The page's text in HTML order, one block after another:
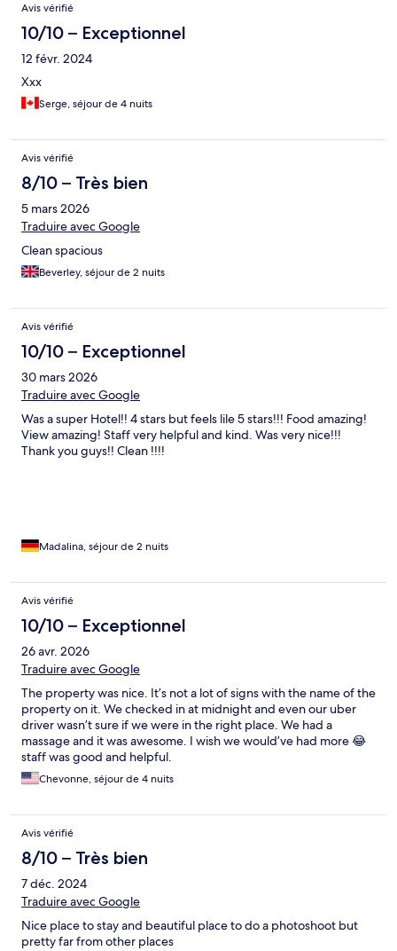
Avis vérifié
10/10 – Exceptionnel
12 févr. 2024
Xxx
Serge, séjour de 4 nuits
Avis vérifié
8/10 – Très bien
5 mars 2026
Traduire avec Google
Clean spacious
Beverley, séjour de 2 nuits
Avis vérifié
10/10 – Exceptionnel
30 mars 2026
Traduire avec Google
Was a super Hotel!! 4 stars but feels lile 5 stars!!! Food amazing!
View amazing! Staff very helpful and kind. Was very nice!!!
Thank you guys!! Clean !!!!
Madalina, séjour de 2 nuits
Avis vérifié
10/10 – Exceptionnel
26 avr. 2026
Traduire avec Google
The property was nice. It’s not a lot of signs with the name of the
property on it. We checked in at midnight and even our uber
driver wasn’t sure if we were in the right place. We had a
massage and it was awesome. I wish we would’ve had more 😂
staff was good and helpful.
Chevonne, séjour de 4 nuits
Avis vérifié
8/10 – Très bien
7 déc. 2024
Traduire avec Google
Nice place to stay and beautiful place to do a photoshoot but
pretty far from other places